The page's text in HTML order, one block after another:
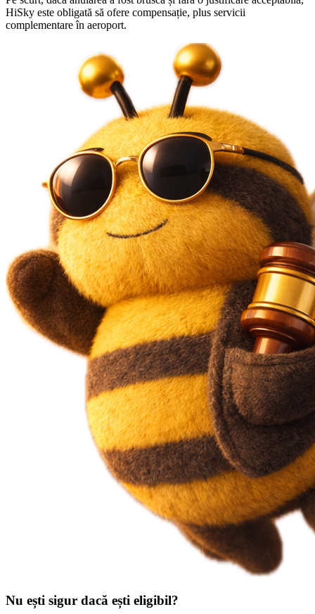
HiSky este obligată să ofere compensație, plus servicii
complementare în aeroport.
Nu ești sigur dacă ești eligibil?